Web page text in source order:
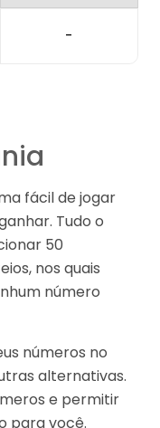
-
fácil de jogar
Tudo o
50
nos quais
número
números no
alternativas.
e permitir
para você.